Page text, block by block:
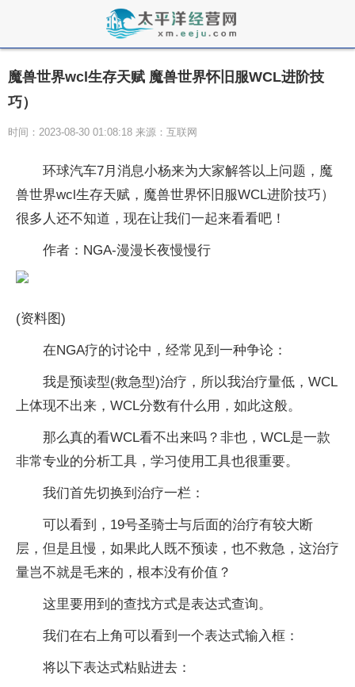
魔兽世界wcl生存天赋 魔兽世界怀旧服WCL进阶技
巧）
时间：2023-08-30 01:08:18 来源：互联网
环球汽车7月消息小杨来为大家解答以上问题，魔
兽世界wcl生存天赋，魔兽世界怀旧服WCL进阶技巧）
很多人还不知道，现在让我们一起来看看吧！
作者：NGA-漫漫长夜慢慢行
(资料图)
在NGA疗的讨论中，经常见到一种争论：
我是预读型(救急型)治疗，所以我治疗量低，WCL
上体现不出来，WCL分数有什么用，如此这般。
那么真的看WCL看不出来吗？非也，WCL是一款
非常专业的分析工具，学习使用工具也很重要。
我们首先切换到治疗一栏：
可以看到，19号圣骑士与后面的治疗有较大断
层，但是且慢，如果此人既不预读，也不救急，这治疗
量岂不就是毛来的，根本没有价值？
这里要用到的查找方式是表达式查询。
我们在右上角可以看到一个表达式输入框：
将以下表达式粘贴进去：